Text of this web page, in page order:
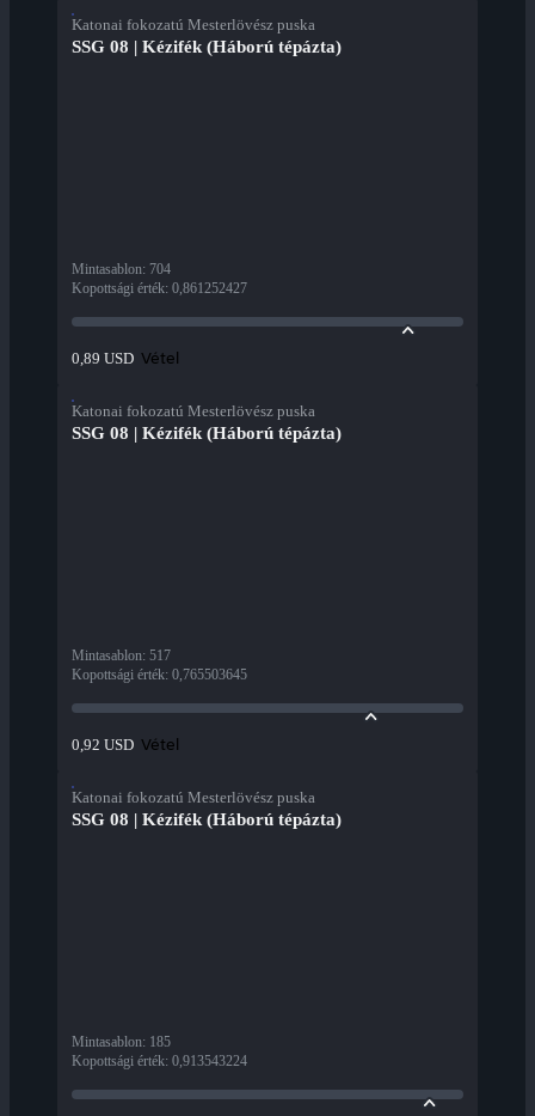
Katonai fokozatú Mesterlövész puska
SSG 08 | Kézifék (Háború tépázta)
Mintasablon: 704
Kopottsági érték: 0,861252427
0,89 USD Vétel
Katonai fokozatú Mesterlövész puska
SSG 08 | Kézifék (Háború tépázta)
Mintasablon: 517
Kopottsági érték: 0,765503645
0,92 USD Vétel
Katonai fokozatú Mesterlövész puska
SSG 08 | Kézifék (Háború tépázta)
Mintasablon: 185
Kopottsági érték: 0,913543224